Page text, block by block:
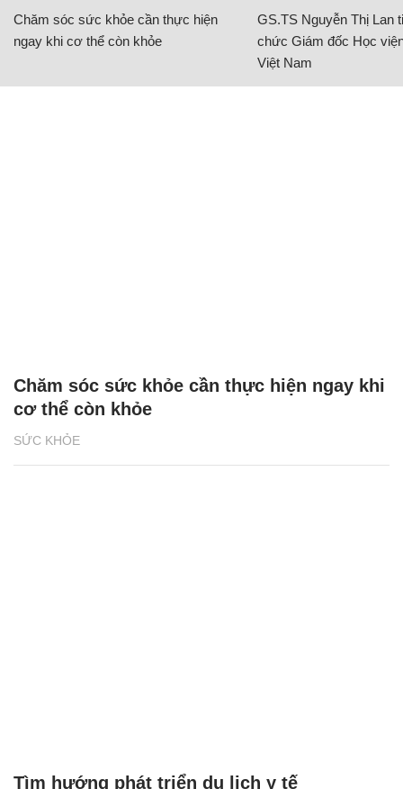
Chăm sóc sức khỏe cần thực hiện
ngay khi cơ thể còn khỏe
GS.TS Nguyễn Thị Lan
chức Giám đốc Học
Việt Nam
SỨC KHỎE
Chăm sóc sức khỏe cần thực hiện ngay khi
cơ thể còn khỏe
Tìm hướng phát triển du lịch y tế